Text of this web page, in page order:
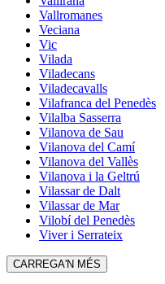
Vallromanes
Veciana
Vic
Vilada
Viladecans
Viladecavalls
Vilafranca del Penedès
Vilalba Sasserra
Vilanova de Sau
Vilanova del Camí
Vilanova del Vallès
Vilanova i la Geltrú
Vilassar de Dalt
Vilassar de Mar
Vilobí del Penedès
Viver i Serrateix
CARREGA'N MÉS